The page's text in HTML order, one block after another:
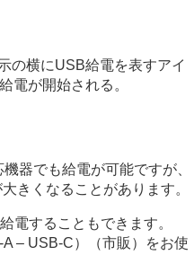
の横にUSB給電を表すアイ
電が開始される。
器でも給電が可能ですが、
きくなることがあります。
電することもできます。
– USB-C）（市販）をお使